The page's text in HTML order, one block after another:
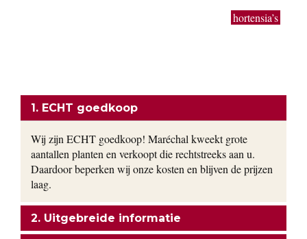
hortensia’s
1. ECHT goedkoop
Wij zijn ECHT goedkoop! Maréchal kweekt grote
aantallen planten en verkoopt die rechtstreeks aan u.
Daardoor beperken wij onze kosten en blijven de prijzen
laag.
2. Uitgebreide informatie